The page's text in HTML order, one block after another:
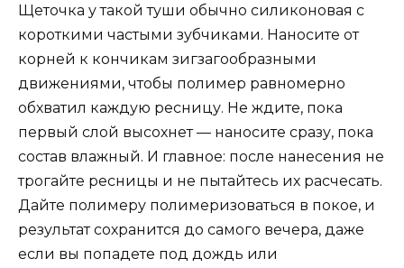
Щеточка у такой туши обычно силиконовая с
короткими частыми зубчиками. Наносите от
корней к кончикам зигзагообразными
движениями, чтобы полимер равномерно
обхватил каждую ресницу. Не ждите, пока
первый слой высохнет — наносите сразу, пока
состав влажный. И главное: после нанесения не
трогайте ресницы и не пытайтесь их расчесать.
Дайте полимеру полимеризоваться в покое, и
результат сохранится до самого вечера, даже
если вы попадете под дождь или